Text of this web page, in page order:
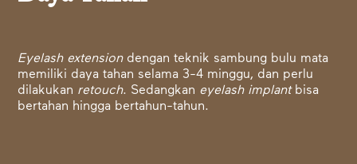
Eyelash extension dengan teknik sambung bulu mata
memiliki daya tahan selama 3-4 minggu, dan perlu
dilakukan retouch. Sedangkan eyelash implantbisa
bertahan hingga bertahun-tahun.